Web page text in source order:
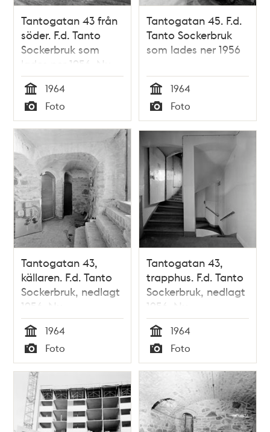
Tantogatan 43 från
söder. F.d. Tanto
Sockerbruk som
lades ner 1956. Nu
Tantogatan 73, kv.
Kulltorp
Tid
1964
Typ
Foto
Tantogatan 45. F.d.
Tanto Sockerbruk
som lades ner 1956
Tid
1964
Typ
Foto
Tantogatan 43,
källaren. F.d. Tanto
Sockerbruk, nedlagt
1956. Nu
Tantogatan 73, kv.
Kulltorp
Tid
1964
Typ
Foto
Tantogatan 43,
trapphus. F.d. Tanto
Sockerbruk, nedlagt
1956. Nu
Tantogatan 73, kv.
Kulltorp
Tid
1964
Typ
Foto